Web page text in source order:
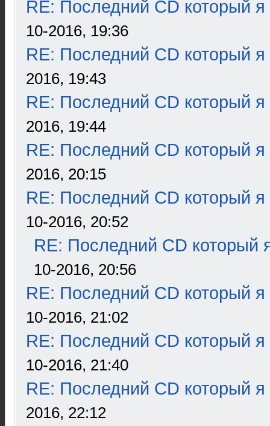
RE: Последний CD который я
10-2016, 19:36
RE: Последний CD который я
2016, 19:43
RE: Последний CD который я
2016, 19:44
RE: Последний CD который я
2016, 20:15
RE: Последний CD который я
10-2016, 20:52
RE: Последний CD который
10-2016, 20:56
RE: Последний CD который я
10-2016, 21:02
RE: Последний CD который я
10-2016, 21:40
RE: Последний CD который я
2016, 22:12